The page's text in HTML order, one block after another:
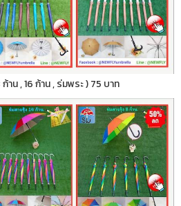
าน , 16 ก้าน , ร่มพระ ) 75 บาท